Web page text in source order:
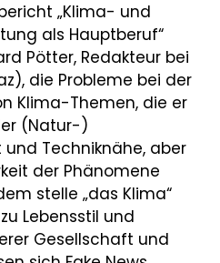
„Klima- und
als Hauptberuf“
Pötter, Redakteur bei
die Probleme bei der
Klima-Themen, die er
(Natur-)
Techniknähe, aber
der Phänomene
stelle „das Klima“
Lebensstil und
Gesellschaft und